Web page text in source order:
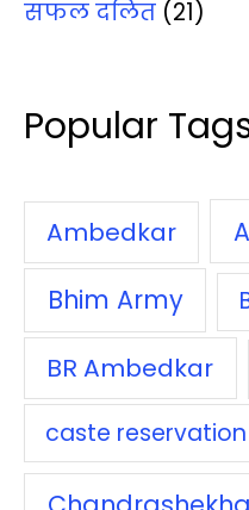
सफल दलित (21)
Popular
Ambedkar
Bhim Army
BR Ambedkar
caste reservation